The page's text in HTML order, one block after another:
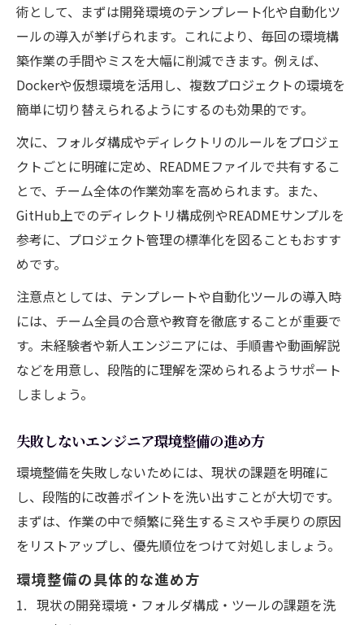
術として、まずは開発環境のテンプレート化や自動化ツ
ールの導入が挙げられます。これにより、毎回の環境構
築作業の手間やミスを大幅に削減できます。例えば、
Dockerや仮想環境を活用し、複数プロジェクトの環境を
簡単に切り替えられるようにするのも効果的です。
次に、フォルダ構成やディレクトリのルールをプロジェ
クトごとに明確に定め、READMEファイルで共有するこ
とで、チーム全体の作業効率を高められます。また、
GitHub上でのディレクトリ構成例やREADMEサンプルを
参考に、プロジェクト管理の標準化を図ることもおすす
めです。
注意点としては、テンプレートや自動化ツールの導入時
には、チーム全員の合意や教育を徹底することが重要で
す。未経験者や新人エンジニアには、手順書や動画解説
などを用意し、段階的に理解を深められるようサポート
しましょう。
失敗しないエンジニア環境整備の進め方
環境整備を失敗しないためには、現状の課題を明確に
し、段階的に改善ポイントを洗い出すことが大切です。
まずは、作業の中で頻繁に発生するミスや手戻りの原因
をリストアップし、優先順位をつけて対処しましょう。
環境整備の具体的な進め方
現状の開発環境・フォルダ構成・ツールの課題を洗